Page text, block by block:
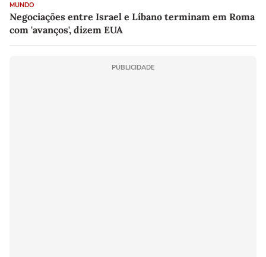
MUNDO
Negociações entre Israel e Líbano terminam em Roma
com 'avanços', dizem EUA
PUBLICIDADE